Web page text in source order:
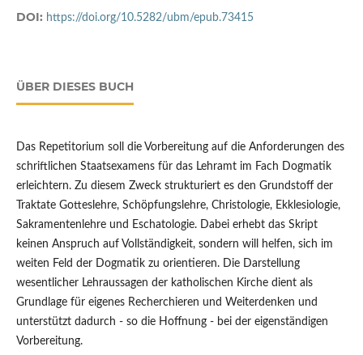
DOI: https://doi.org/10.5282/ubm/epub.73415
ÜBER DIESES BUCH
Das Repetitorium soll die Vorbereitung auf die Anforderungen des
schriftlichen Staatsexamens für das Lehramt im Fach Dogmatik
erleichtern. Zu diesem Zweck strukturiert es den Grundstoff der
Traktate Gotteslehre, Schöpfungslehre, Christologie, Ekklesiologie,
Sakramentenlehre und Eschatologie. Dabei erhebt das Skript
keinen Anspruch auf Vollständigkeit, sondern will helfen, sich im
weiten Feld der Dogmatik zu orientieren. Die Darstellung
wesentlicher Lehraussagen der katholischen Kirche dient als
Grundlage für eigenes Recherchieren und Weiterdenken und
unterstützt dadurch - so die Hoffnung - bei der eigenständigen
Vorbereitung.